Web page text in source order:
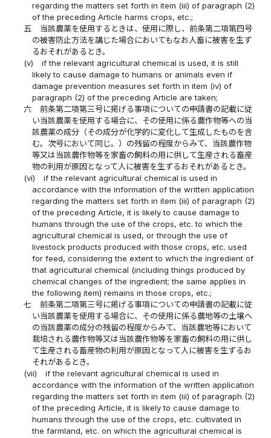
regarding the matters set forth in item (iii) of paragraph (2)
of the preceding Article harms crops, etc.;
五
当該農薬を使用するときは、使用に際し、前条第二項第四号
の被害防止方法を講じた場合においてもなお人畜に被害を生ず
るおそれがあるとき。
(v)
if the relevant agricultural chemical is used, it is still
likely to cause damage to humans or animals even if
damage prevention measures set forth in item (iv) of
paragraph (2) of the preceding Article are taken;
六
前条第二項第三号に掲げる事項についての申請書の記載に従
い当該農薬を使用する場合に、その使用に係る農作物等への当
該農薬の成分（その成分が化学的に変化して生成したものを含
む。次号において同じ。）の残留の程度からみて、当該農作物
等又は当該農作物等を家畜の飼料の用に供して生産される畜産
物の利用が原因となって人に被害を生ずるおそれがあるとき。
(vi)
if the relevant agricultural chemical is used in
accordance with the information of the written application
regarding the matters set forth in item (iii) of paragraph (2)
of the preceding Article, it is likely to cause damage to
humans through the use of the crops, etc. to which the
agricultural chemical is used, or through the use of
livestock products produced with those crops, etc. used
for feed, considering the extent to which the ingredient of
that agricultural chemical (including things produced by
chemical changes of the ingredient; the same applies in
the following item) remains in those crops, etc.;
七
前条第二項第三号に掲げる事項についての申請書の記載に従
い当該農薬を使用する場合に、その使用に係る農地等の土壌へ
の当該農薬の成分の残留の程度からみて、当該農地等において
栽培される農作物等又は当該農作物等を家畜の飼料の用に供し
て生産される畜産物の利用が原因となって人に被害を生ずるお
それがあるとき。
(vii)
if the relevant agricultural chemical is used in
accordance with the information of the written application
regarding the matters set forth in item (iii) of paragraph (2)
of the preceding Article, it is likely to cause damage to
humans through the use of the crops, etc. cultivated in
the farmland, etc. on which the agricultural chemical is